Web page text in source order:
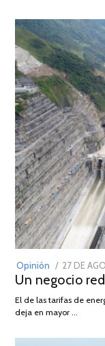
Opinión
POSTED
ON
27 DE
Un negocio
El de las tarifas de
deja en mayor …